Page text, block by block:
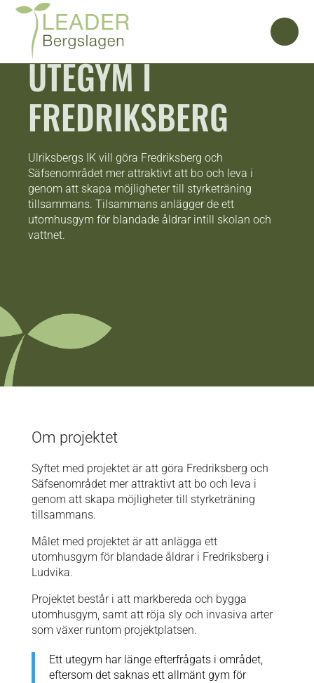
UTEGYM I
FREDRIKSBERG
Ulriksbergs IK vill göra Fredriksberg och
Säfsenområdet mer attraktivt att bo och leva i
genom att skapa möjligheter till styrketräning
tillsammans. Tilsammans anlägger de ett
utomhusgym för blandade åldrar intill skolan och
vattnet.
Om projektet
Syftet med projektet är att göra Fredriksberg och
Säfsenområdet mer attraktivt att bo och leva i
genom att skapa möjligheter till styrketräning
tillsammans.
Målet med projektet är att anlägga ett
utomhusgym för blandade åldrar i Fredriksberg i
Ludvika.
Projektet består i att markbereda och bygga
utomhusgym, samt att röja sly och invasiva arter
som växer runtom projektplatsen.
Ett utegym har länge efterfrågats i området,
eftersom det saknas ett allmänt gym för